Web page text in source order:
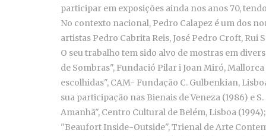
participar em exposições ainda nos anos 70,
No contexto nacional, Pedro Calapez é um dos
artistas Pedro Cabrita Reis, José Pedro Croft, Rui
O seu trabalho tem sido alvo de mostras em
de Sombras", Fundació Pilar i Joan Miró,
escolhidas", CAM- Fundação C. Gulbenkian,
sua participação nas Bienais de Veneza (1986) e
Amanhã", Centro Cultural de Belém, Lisboa
"Beaufort Inside-Outside", Trienal de Arte